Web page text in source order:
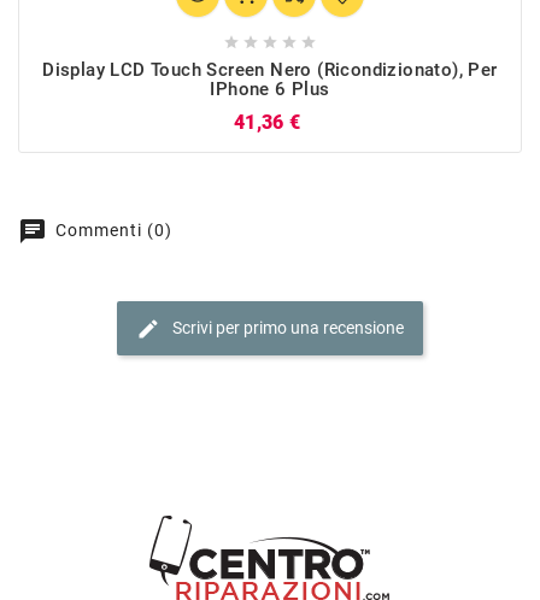
    
Display LCD Touch Screen Nero (Ricondizionato), Per
IPhone 6 Plus
41,36 €
chat Commenti (0)
edit Scrivi per primo una recensione